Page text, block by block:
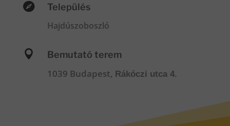
 Település
Hajdúszoboszló
 Bemutató terem
1039 Budapest, Rákóczi utca 4.